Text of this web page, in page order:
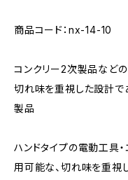
商品コード：nx-14-10
コンクリー2次製品など
切れ味を重視した設計で
製品
ハンドタイプの電動工具
用可能な、切れ味を重視